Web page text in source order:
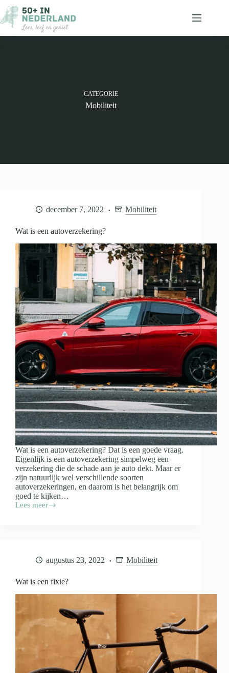
naar
de
inhoud
CATEGORIE
Mobiliteit
december 7, 2022 Mobiliteit
Wat is een autoverzekering?
Wat is een autoverzekering? Dat is een goede vraag.
Eigenlijk is een autoverzekering simpelweg een
verzekering die de schade aan je auto dekt. Maar er
zijn natuurlijk wel verschillende soorten
autoverzekeringen, en daarom is het belangrijk om
goed te kijken…
Lees meer
Wat
augustus 23, 2022 Mobiliteit
Wat is een fixie?